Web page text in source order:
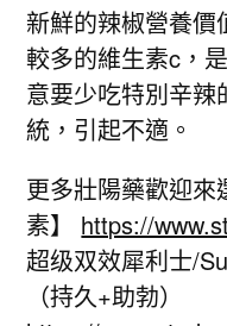
新鮮的辣椒營養價
較多的維生素c，
意要少吃特別辛辣
統，引起不適。
更多壯陽藥歡迎來
素】 https://
超级双效犀利士/
（持久+助勃）